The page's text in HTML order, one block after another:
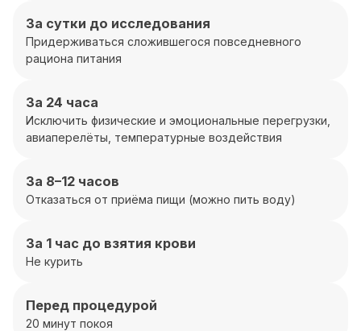
За сутки до исследования
Придерживаться сложившегося повседневного
рациона питания
За 24 часа
Исключить физические и эмоциональные перегрузки,
авиаперелёты, температурные воздействия
За 8–12 часов
Отказаться от приёма пищи (можно пить воду)
За 1 час до взятия крови
Не курить
Перед процедурой
20 минут покоя